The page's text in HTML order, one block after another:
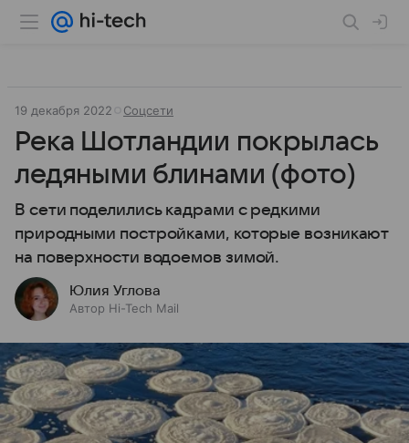
19 декабря 2022 Соцсети
Река Шотландии покрылась
ледяными блинами (фото)
В сети поделились кадрами с редкими
природными постройками, которые возникают
на поверхности водоемов зимой.
Юлия Углова
Автор Hi-Tech Mail